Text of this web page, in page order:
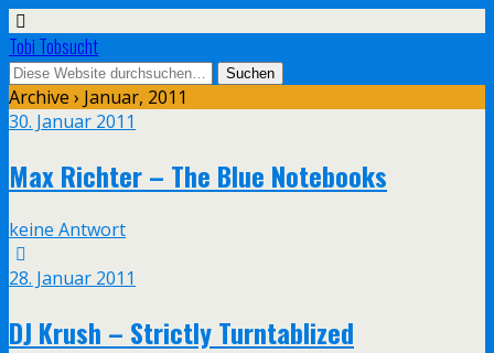
Tobi Tobsucht
Archive › Januar, 2011
30. Januar 2011
Max Richter – The Blue Notebooks
keine Antwort
28. Januar 2011
DJ Krush – Strictly Turntablized